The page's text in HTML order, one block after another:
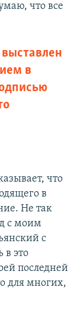
что все
в
что
в
Не так
с моим
с
в это
последней
для многих,